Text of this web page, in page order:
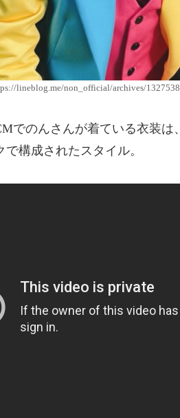
lineblog.me/non_official/archives/
でのんさんが着ている衣装
で構成されたスタイル。